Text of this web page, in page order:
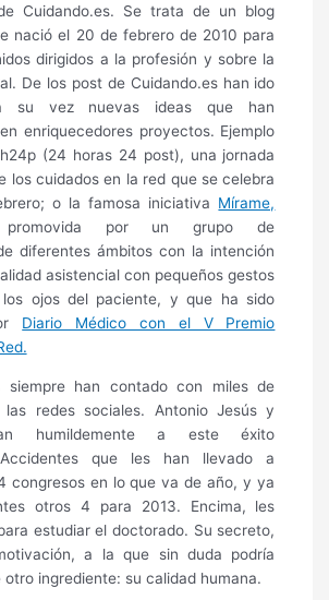
Cuidando.es. Se trata de un blog
nació el 20 de febrero de 2010 para
dirigidos a la profesión y sobre la
De los post de Cuidando.es han ido
su vez nuevas ideas que han
enriquecedores proyectos. Ejemplo
(24 horas 24 post), una jornada
los cuidados en la red que se celebra
o la famosa iniciativa Mírame,
por un grupo de
diferentes ámbitos con la intención
asistencial con pequeños gestos
ojos del paciente, y que ha sido
Diario Médico con el V Premio
siempre han contado con miles de
las redes sociales. Antonio Jesús y
humildemente a este éxito
Accidentes que les han llevado a
congresos en lo que va de año, y ya
otros 4 para 2013. Encima, les
estudiar el doctorado. Su secreto,
a la que sin duda podría
ingrediente: su calidad humana.